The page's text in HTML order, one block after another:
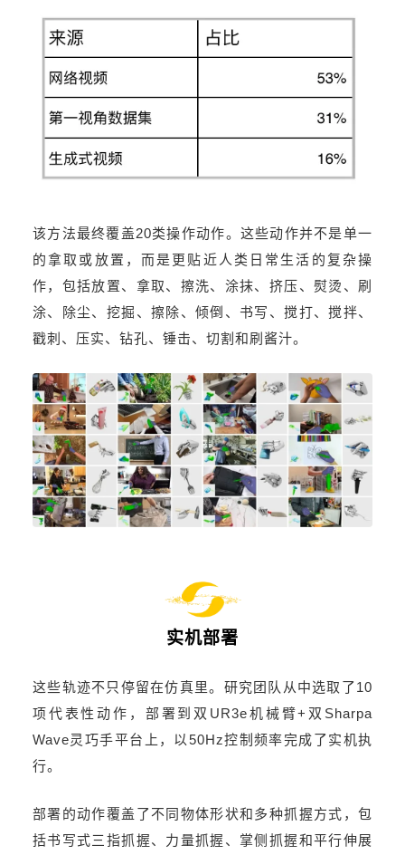
该方法最终覆盖20类操作动作。这些动作并不是单一
的拿取或放置，而是更贴近人类日常生活的复杂操
作，包括放置、拿取、擦洗、涂抹、挤压、熨烫、刷
涂、除尘、挖掘、擦除、倾倒、书写、搅打、搅拌、
戳刺、压实、钻孔、锤击、切割和刷酱汁。
实机部署
这些轨迹不只停留在仿真里。研究团队从中选取了10
项代表性动作，部署到双UR3e机械臂+双Sharpa
Wave灵巧手平台上，以50Hz控制频率完成了实机执
行。
部署的动作覆盖了不同物体形状和多种抓握方式，包
括书写式三指抓握、力量抓握、掌侧抓握和平行伸展